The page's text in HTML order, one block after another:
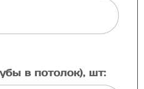
в потолок), шт: